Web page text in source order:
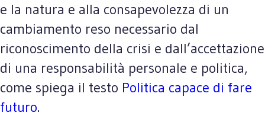
e la natura e alla consapevolezza di un
cambiamento reso necessario dal
riconoscimento della crisi e dall’accettazione
di una responsabilità personale e politica,
come spiega il testo Politica capace di fare
futuro.